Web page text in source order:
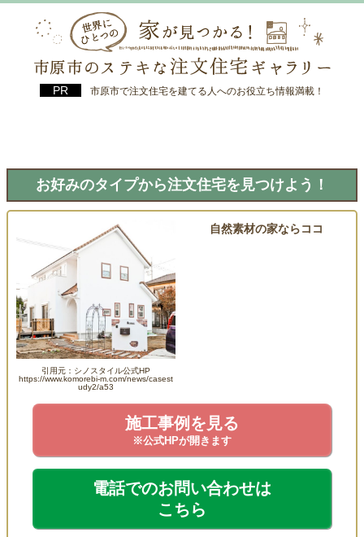
市原市で注文住宅を建てる人へのお役立ち情報満載！
お好みのタイプから注文住宅を見つけよう！
自然素材の家ならココ
引用元：シノスタイル公式HP
https://www.komorebi-m.com/news/casest
udy2/a53
施工事例を見る
※公式HPが開きます
電話でのお問い合わせは
こちら